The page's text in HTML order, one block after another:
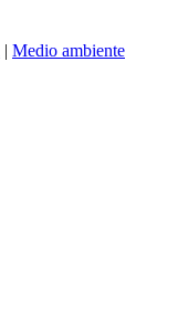
| Medio ambiente